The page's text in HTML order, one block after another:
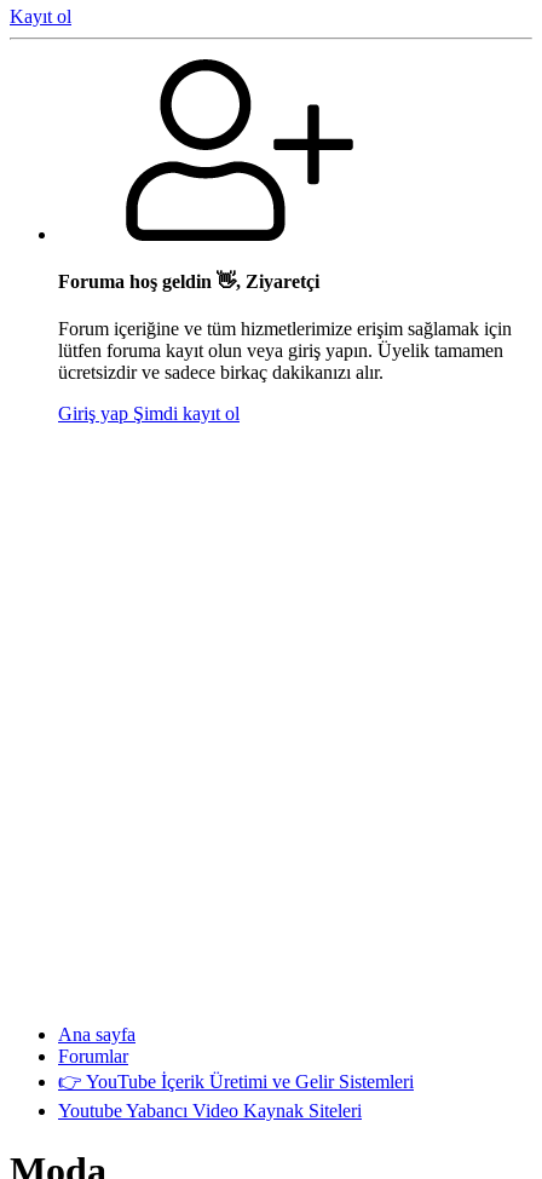
Kayıt ol
Foruma hoş geldin 👋, Ziyaretçi
Forum içeriğine ve tüm hizmetlerimize erişim sağlamak için
lütfen foruma kayıt olun veya giriş yapın. Üyelik tamamen
ücretsizdir ve sadece birkaç dakikanızı alır.
Giriş yap Şimdi kayıt ol
Ana sayfa
Forumlar
👉 YouTube İçerik Üretimi ve Gelir Sistemleri
Youtube Yabancı Video Kaynak Siteleri